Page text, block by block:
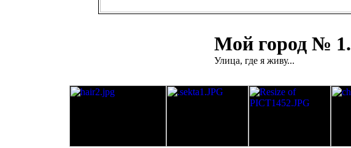
Мой город № 1.
Улица, где я живу...